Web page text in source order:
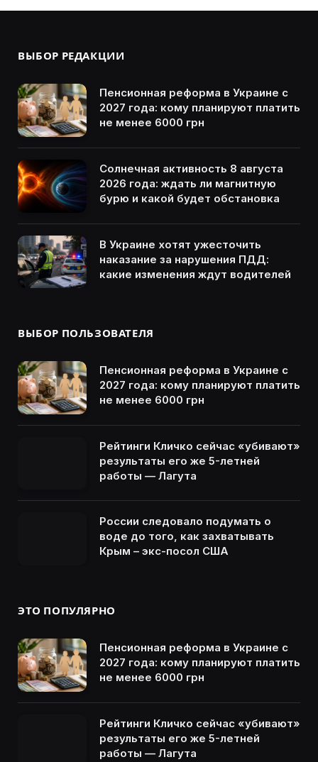
ВЫБОР РЕДАКЦИИ
Пенсионная реформа в Украине с
2027 года: кому планируют платить
не менее 6000 грн
Солнечная активность 8 августа
2026 года: ждать ли магнитную
бурю и какой будет обстановка
В Украине хотят ужесточить
наказание за нарушения ПДД:
какие изменения ждут водителей
ВЫБОР ПОЛЬЗОВАТЕЛЯ
Пенсионная реформа в Украине с
2027 года: кому планируют платить
не менее 6000 грн
Рейтинги Кличко сейчас «убивают»
результаты его же 5-летней
работы — Лагута
России следовало подумать о
воде до того, как захватывать
Крым – экс-посол США
ЭТО ПОПУЛЯРНО
Пенсионная реформа в Украине с
2027 года: кому планируют платить
не менее 6000 грн
Рейтинги Кличко сейчас «убивают»
результаты его же 5-летней
работы — Лагута